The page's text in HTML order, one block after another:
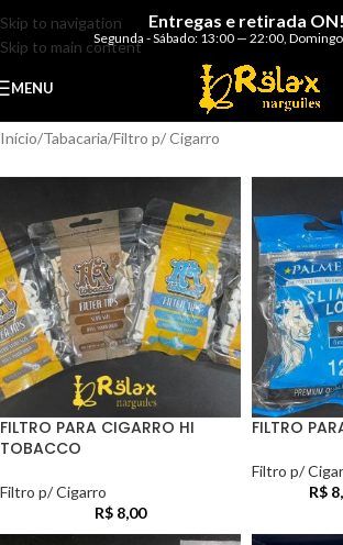
Skip to navigation
Skip to main content
Entregas e retirada ON!
Segunda - Sábado: 13:00 — 22:00,
MENU
Início Tabacaria Filtro p/ Cigarro
FILTRO PARA CIGARRO HI
TOBACCO
Filtro p/ Cigarro
R$ 8,00
FILTRO
Filtro p/
R$